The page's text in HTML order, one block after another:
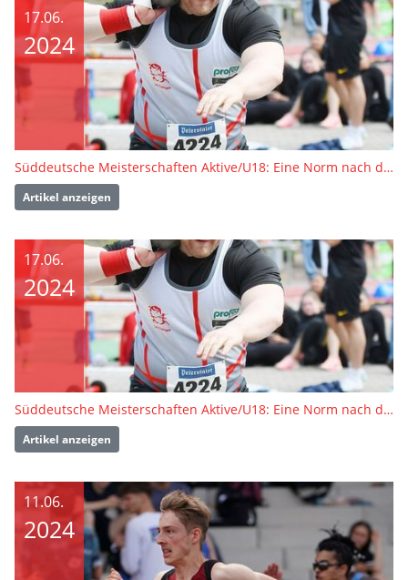
17.06.
2024
Süddeutsche Meisterschaften Aktive/U18: Eine Norm nach der anderen
Artikel anzeigen
17.06.
2024
Süddeutsche Meisterschaften Aktive/U18: Eine Norm nach der anderen
Artikel anzeigen
11.06.
2024